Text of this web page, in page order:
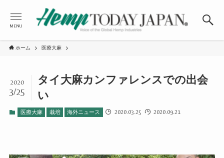
MENU
ホーム 医療大麻
タイ大麻カンファレンスでの出会
い
2020
3/25
医療大麻 栽培 海外ニュース 2020.03.25 2020.09.21